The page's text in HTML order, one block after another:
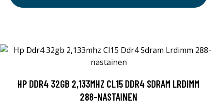
HP DDR4 32GB 2,133MHZ CL15 DDR4 SDRAM LRDIMM
288-NASTAINEN